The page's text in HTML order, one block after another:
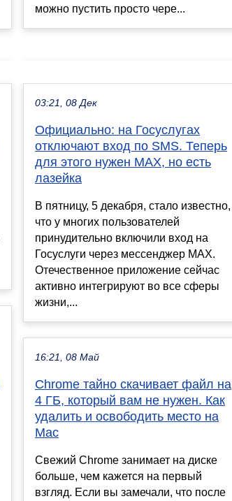
можно пустить просто чере...
03:21, 08 Дек
Официально: на Госуслугах
отключают вход по SMS. Теперь
для этого нужен MAX, но есть
лазейка
В пятницу, 5 декабря, стало известно,
что у многих пользователей
принудительно включили вход на
Госуслуги через мессенджер MAX.
Отечественное приложение сейчас
активно интегрируют во все сферы
жизни,...
16:21, 08 Май
Chrome тайно скачивает файл на
4 ГБ, который вам не нужен. Как
удалить и освободить место на
Mac
Свежий Chrome занимает на диске
больше, чем кажется на первый
взгляд. Если вы замечали, что после